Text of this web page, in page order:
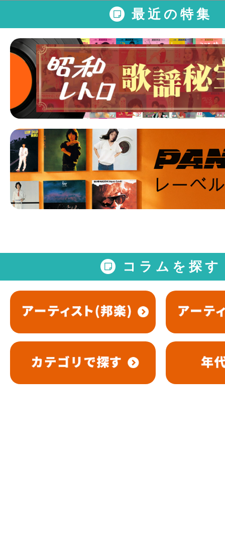
最近の特集
コラムを探す